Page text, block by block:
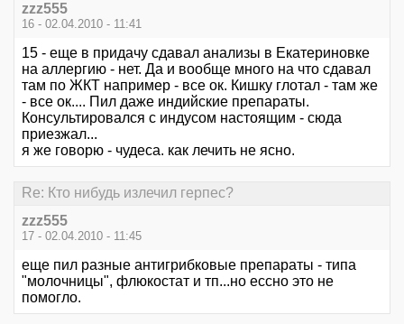
zzz555
16 - 02.04.2010 - 11:41
15 - еще в придачу сдавал анализы в Екатериновке
на аллергию - нет. Да и вообще много на что сдавал
там по ЖКТ например - все ок. Кишку глотал - там же
- все ок.... Пил даже индийские препараты.
Консультировался с индусом настоящим - сюда
приезжал...
я же говорю - чудеса. как лечить не ясно.
Re: Кто нибудь излечил герпес?
zzz555
17 - 02.04.2010 - 11:45
еще пил разные антигрибковые препараты - типа
"молочницы", флюкостат и тп...но ессно это не
помогло.